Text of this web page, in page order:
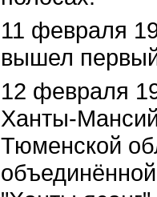
11 февраля
вышел
12 февраля
Ханты-
Тюменской